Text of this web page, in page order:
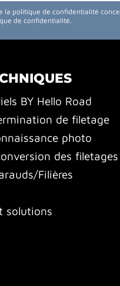
la politique de confidentialité
de confidentialité.
BY Hello Road
de filetage
photo
des filetages
Filières
solutions